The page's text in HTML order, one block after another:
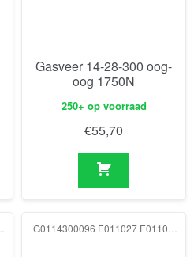
Gasveer 14-28-300 oog-
oog 1750N
250+ op voorraad
€55,70